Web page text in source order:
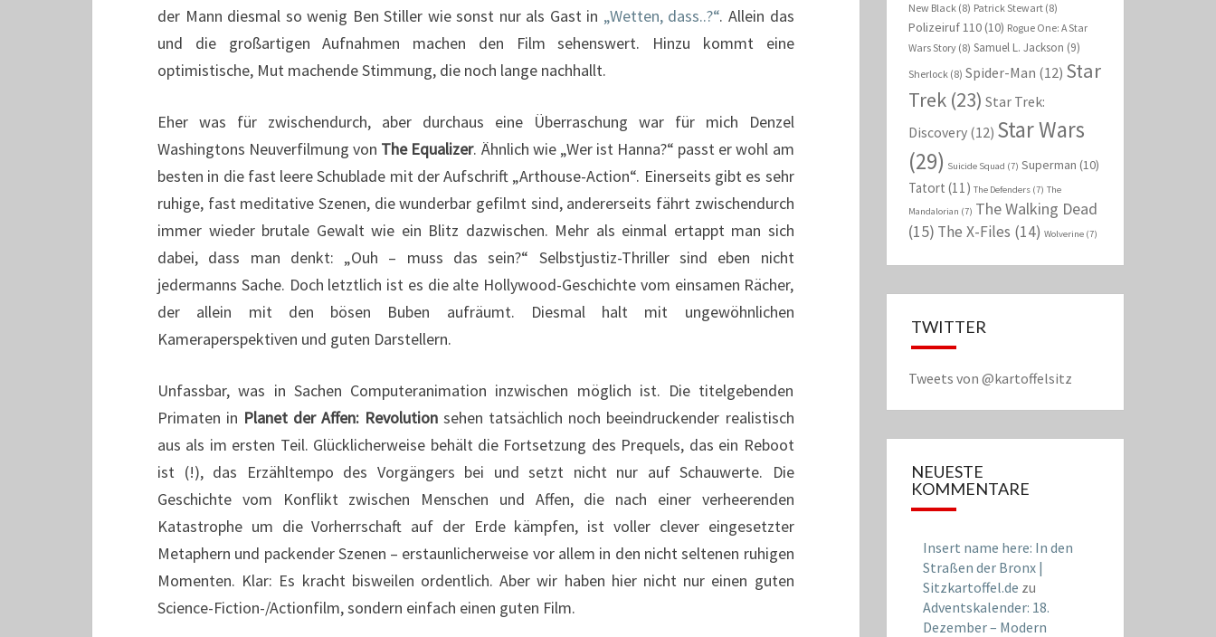
der Mann diesmal so wenig Ben Stiller wie sonst nur als Gast in „Wetten, dass..?“. Allein das
und die großartigen Aufnahmen machen den Film sehenswert. Hinzu kommt eine
optimistische, Mut machende Stimmung, die noch lange nachhallt.
Eher was für zwischendurch, aber durchaus eine Überraschung war für mich Denzel
Washingtons Neuverfilmung von The Equalizer. Ähnlich wie „Wer ist Hanna?“ passt er wohl am
besten in die fast leere Schublade mit der Aufschrift „Arthouse-Action“. Einerseits gibt es sehr
ruhige, fast meditative Szenen, die wunderbar gefilmt sind, andererseits fährt zwischendurch
immer wieder brutale Gewalt wie ein Blitz dazwischen. Mehr als einmal ertappt man sich
dabei, dass man denkt: „Ouh – muss das sein?“ Selbstjustiz-Thriller sind eben nicht
jedermanns Sache. Doch letztlich ist es die alte Hollywood-Geschichte vom einsamen Rächer,
der allein mit den bösen Buben aufräumt. Diesmal halt mit ungewöhnlichen
Kameraperspektiven und guten Darstellern.
Unfassbar, was in Sachen Computeranimation inzwischen möglich ist. Die titelgebenden
Primaten in Planet der Affen: Revolution sehen tatsächlich noch beeindruckender realistisch
aus als im ersten Teil. Glücklicherweise behält die Fortsetzung des Prequels, das ein Reboot
ist (!), das Erzähltempo des Vorgängers bei und setzt nicht nur auf Schauwerte. Die
Geschichte vom Konflikt zwischen Menschen und Affen, die nach einer verheerenden
Katastrophe um die Vorherrschaft auf der Erde kämpfen, ist voller clever eingesetzter
Metaphern und packender Szenen – erstaunlicherweise vor allem in den nicht seltenen ruhigen
Momenten. Klar: Es kracht bisweilen ordentlich. Aber wir haben hier nicht nur einen guten
Science-Fiction-/Actionfilm, sondern einfach einen guten Film.
New Black(8) Patrick Stewart(8)
Polizeiruf 110(10) Rogue One: A Star
Wars Story(8) Samuel L. Jackson (9)
Sherlock(8) Spider-Man (12) Star
Trek(23) Star Trek:
Discovery(12) Star Wars
(29) Suicide Squad (7) Superman (10)
Tatort (11) The Defenders(7) The
Mandalorian (7) The Walking Dead
(15) The X-Files (14) Wolverine(7)
TWITTER
Tweets von @kartoffelsitz
NEUESTE
KOMMENTARE
Insert name here: In den
Straßen der Bronx |
Sitzkartoffel.de zu
Adventskalender: 18.
Dezember – Modern